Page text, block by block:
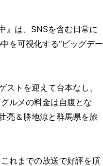
』は、SNSを含む日常に
を可視化する“ビッグデー
トを迎えて台本なし、
ルメの料金は自腹とな
亮＆勝地涼と群馬県を旅
れまでの放送で好評を頂